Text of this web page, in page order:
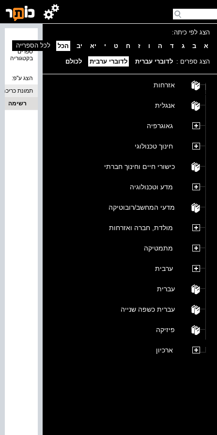
הצג לפי כיתה:
א
ב ג ד ה ו ז ח ט י יא יב הכל
הצג ספרים : לדוברי עברית לדוברי ערבית לכולם
אזרחות
אנגלית
גאוגרפיה
חינוך טכנולוגי
כישורי חיים וחינוך חברתי
מדע וטכנולוגיה
מדעי המחשב/רובוטיקה
מולדת, חברה ואזרחות
מתמטיקה
ערבית
עברית
עברית כשפה שנייה
פיזיקה
ארכיון
ספרים
בקטגוריה
לכל הספרייה
הצג ע''פ:
תמונת כריכה
רשימה